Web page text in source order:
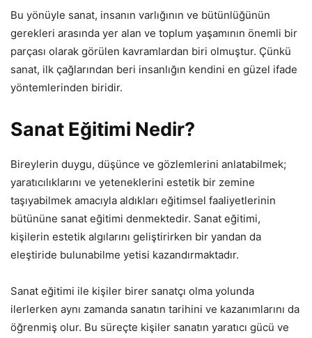
Bu yönüyle sanat, insanın varlığının ve bütünlüğünün
gerekleri arasında yer alan ve toplum yaşamının önemli bir
parçası olarak görülen kavramlardan biri olmuştur. Çünkü
sanat, ilk çağlarından beri insanlığın kendini en güzel ifade
yöntemlerinden biridir.
Sanat Eğitimi Nedir?
Bireylerin duygu, düşünce ve gözlemlerini anlatabilmek;
yaratıcılıklarını ve yeteneklerini estetik bir zemine
taşıyabilmek amacıyla aldıkları eğitimsel faaliyetlerinin
bütününe sanat eğitimi denmektedir. Sanat eğitimi,
kişilerin estetik algılarını geliştirirken bir yandan da
eleştiride bulunabilme yetisi kazandırmaktadır.
Sanat eğitimi ile kişiler birer sanatçı olma yolunda
ilerlerken aynı zamanda sanatın tarihini ve kazanımlarını da
öğrenmiş olur. Bu süreçte kişiler sanatın yaratıcı gücü ve